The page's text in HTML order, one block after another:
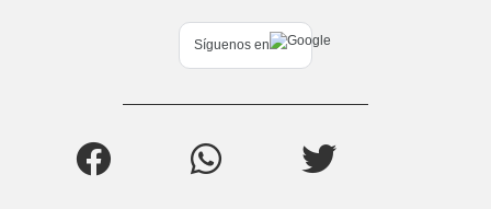
Síguenos en